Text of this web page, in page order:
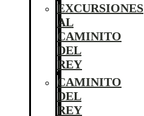
EXCURSIONES
AL
CAMINITO
DEL
REY
CAMINITO
DEL
REY